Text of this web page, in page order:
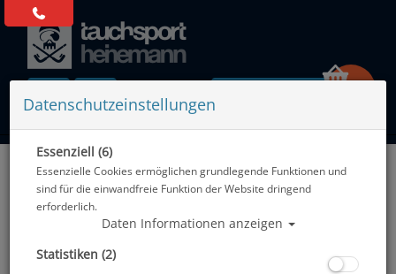
Alle Artikel zeigen aus: Neopren - Kopfhauben
Datenschutzeinstellungen
Essenziell (6)
Essenzielle Cookies ermöglichen grundlegende Funktionen und
sind für die einwandfreie Funktion der Website dringend
erforderlich.
Daten Informationen anzeigen
Statistiken (2)